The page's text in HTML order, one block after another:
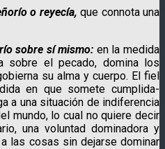
o reyecía, que connota una
sobre sí mismo: en la medida
sobre el pecado, domina los
su alma y cuerpo. El fiel
en que somete cumplida­
a una situación de indiferen­cia
mundo, lo cual no quiere decir
una voluntad dominadora y
las cosas sin dejarse dominar